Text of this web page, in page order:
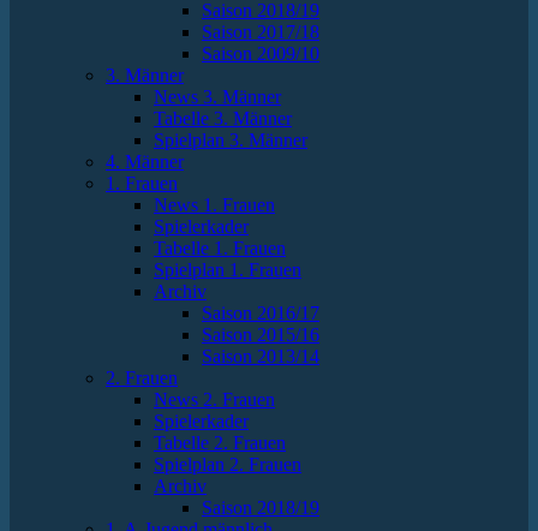
Saison 2018/19
Saison 2017/18
Saison 2009/10
3. Männer
News 3. Männer
Tabelle 3. Männer
Spielplan 3. Männer
4. Männer
1. Frauen
News 1. Frauen
Spielerkader
Tabelle 1. Frauen
Spielplan 1. Frauen
Archiv
Saison 2016/17
Saison 2015/16
Saison 2013/14
2. Frauen
News 2. Frauen
Spielerkader
Tabelle 2. Frauen
Spielplan 2. Frauen
Archiv
Saison 2018/19